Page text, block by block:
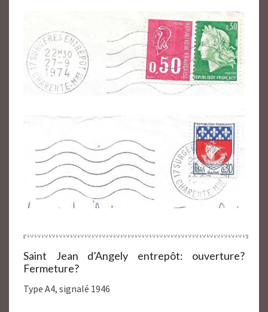
Saint Jean d’Angely entrepôt: ouverture?
Fermeture?
Type A4, signalé 1946